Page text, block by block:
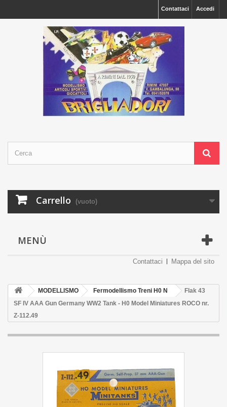
Accedi
Contattaci
Carrello (vuoto)
MENÙ
Contattaci Mappa del sito
MODELLISMO Fermodellismo Treni H0 N
Flak 43
SF IV AAA Gun Germany WW2 Tank - H0 Model Miniatures ROCO nr.
Z-112.49